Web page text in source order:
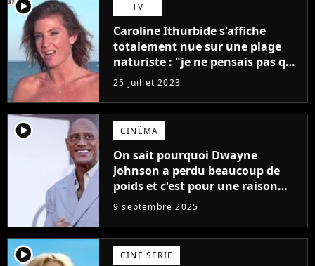
player2 TV
Caroline Ithurbide s'affiche
totalement nue sur une plage
naturiste : "je ne pensais pas que
j'arriverais à le faire..."
25 juillet 2023
player2 CINÉMA
On sait pourquoi Dwayne
Johnson a perdu beaucoup de
poids et c'est pour une raison
importante
9 septembre 2025
player2 CINÉ SÉRIE